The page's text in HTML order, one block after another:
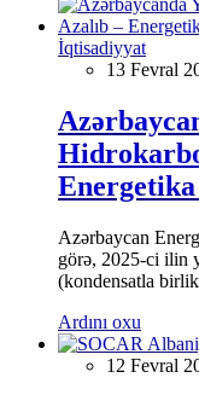
İqtisadiyyat
13 Fevral
Azərbaycan
görə, 2025-ci ilin
(kondensatla
Ardını oxu
12 Fevral